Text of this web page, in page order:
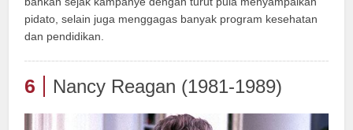
pidato, selain juga menggagas banyak program kesehatan
dan pendidikan.
6 Nancy Reagan (1981-1989)